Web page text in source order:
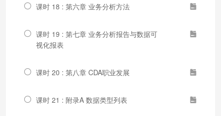
课时 18 : 第六章 业务分析方法
课时 19 : 第七章 业务分析报告与数据可
视化报表
课时 20 : 第八章 CDA职业发展
课时 21 : 附录A 数据类型列表